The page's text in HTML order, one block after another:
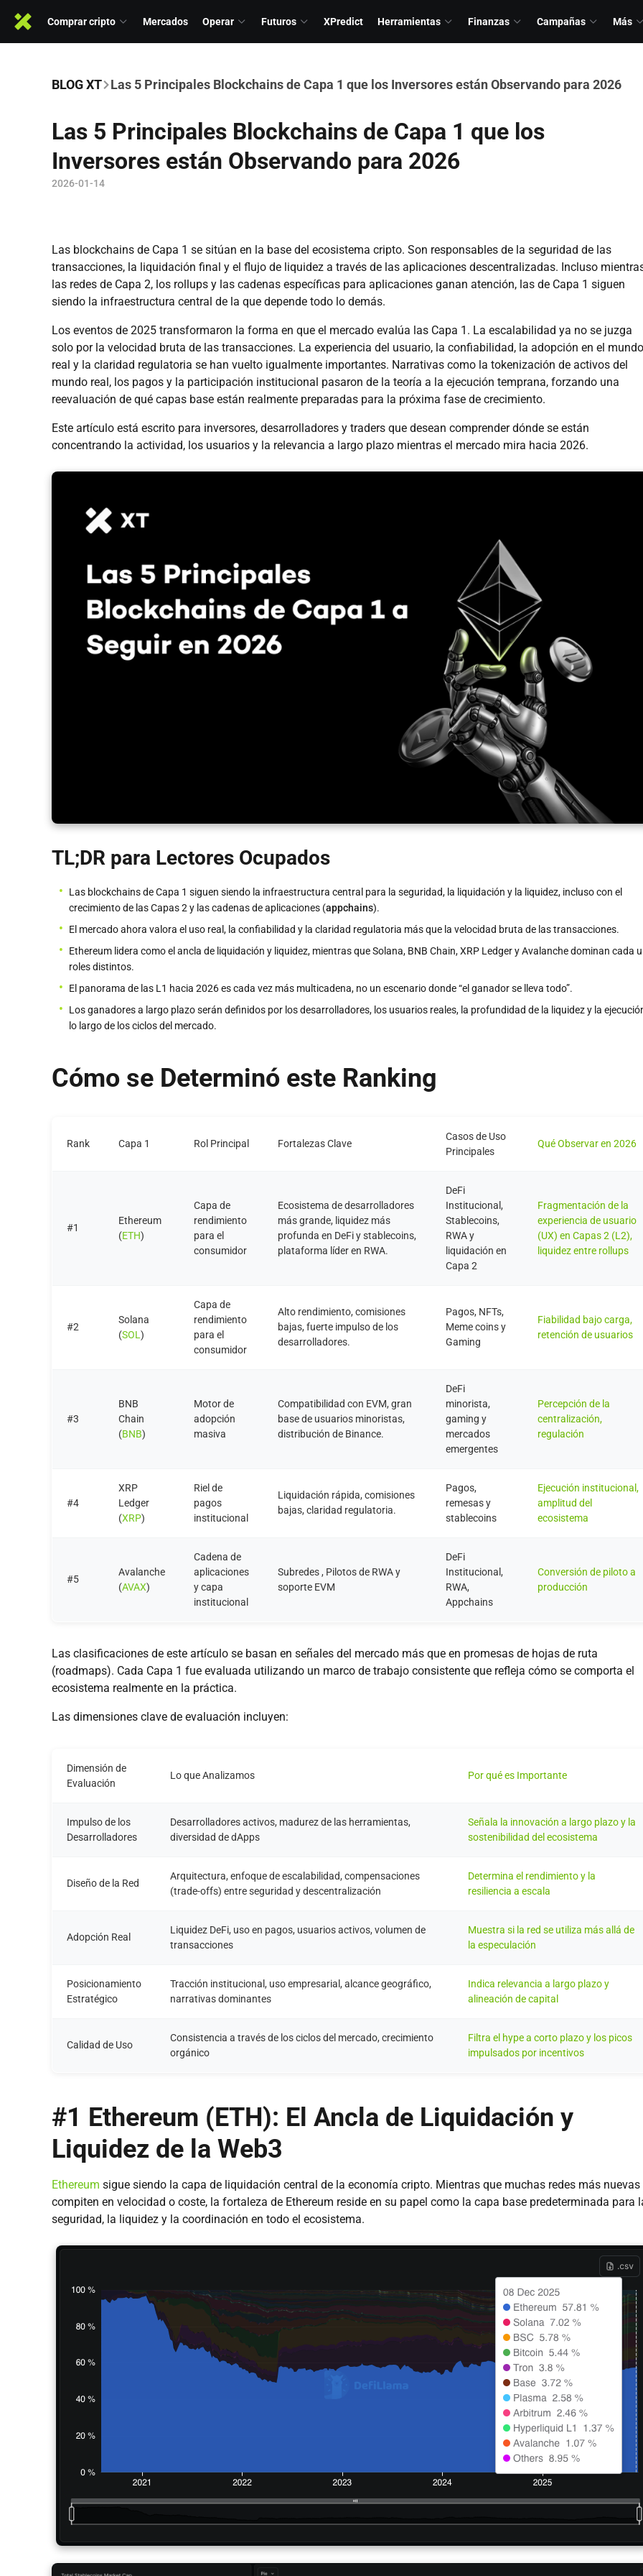
Comprar cripto Mercados Operar Futuros XPredict Herramientas Finanzas Campañas Más
BLOG XT Las 5 Principales Blockchains de Capa 1 que los Inversores están Observando para 2026
Las 5 Principales Blockchains de Capa 1 que los
Inversores están Observando para 2026
2026-01-14
Las blockchains de Capa 1 se sitúan en la base del ecosistema cripto. Son responsables de la seguridad de las
transacciones, la liquidación final y el flujo de liquidez a través de las aplicaciones descentralizadas. Incluso
las redes de Capa 2, los rollups y las cadenas específicas para aplicaciones ganan atención, las de Capa 1 siguen
siendo la infraestructura central de la que depende todo lo demás.
Los eventos de 2025 transformaron la forma en que el mercado evalúa las Capa 1. La escalabilidad ya no se juzga
solo por la velocidad bruta de las transacciones. La experiencia del usuario, la confiabilidad, la adopción en el mundo
real y la claridad regulatoria se han vuelto igualmente importantes. Narrativas como la tokenización de activos del
mundo real, los pagos y la participación institucional pasaron de la teoría a la ejecución temprana, forzando una
reevaluación de qué capas base están realmente preparadas para la próxima fase de crecimiento.
Este artículo está escrito para inversores, desarrolladores y traders que desean comprender dónde se están
concentrando la actividad, los usuarios y la relevancia a largo plazo mientras el mercado mira hacia 2026.
TL;DR para Lectores Ocupados
Las blockchains de Capa 1 siguen siendo la infraestructura central para la seguridad, la liquidación y la liquidez, incluso con el
crecimiento de las Capas 2 y las cadenas de aplicaciones (appchains).
El mercado ahora valora el uso real, la confiabilidad y la claridad regulatoria más que la velocidad bruta de las transacciones.
Ethereum lidera como el ancla de liquidación y liquidez, mientras que Solana, BNB Chain, XRP Ledger y Avalanche dominan cada
roles distintos.
El panorama de las L1 hacia 2026 es cada vez más multicadena, no un escenario donde “el ganador se lleva todo”.
Los ganadores a largo plazo serán definidos por los desarrolladores, los usuarios reales, la profundidad de la liquidez y la
lo largo de los ciclos del mercado.
Cómo se Determinó este Ranking
Rank Capa 1 Rol Principal Fortalezas Clave
Casos de Uso
Principales
Qué Observar en 2026
#1
Ethereum
(ETH)
Capa de
rendimiento
para el
consumidor
Ecosistema de desarrolladores
más grande, liquidez más
profunda en DeFi y stablecoins,
plataforma líder en RWA.
DeFi
Institucional,
Stablecoins,
RWA y
liquidación en
Capa 2
Fragmentación de la
experiencia de usuario
(UX) en Capas 2 (L2),
liquidez entre rollups
#2
Solana
(SOL )
Capa de
rendimiento
para el
consumidor
Alto rendimiento, comisiones
bajas, fuerte impulso de los
desarrolladores.
Pagos, NFTs,
Meme coins y
Gaming
Fiabilidad bajo carga,
retención de usuarios
#3
BNB
Chain
(BNB)
Motor de
adopción
masiva
Compatibilidad con EVM, gran
base de usuarios minoristas,
distribución de Binance.
DeFi
minorista,
gaming y
mercados
emergentes
Percepción de la
centralización,
regulación
#4
XRP
Ledger
(XRP)
Riel de
pagos
institucional
Liquidación rápida, comisiones
bajas, claridad regulatoria.
Pagos,
remesas y
stablecoins
Ejecución institucional,
amplitud del
ecosistema
#5
Avalanche
(AVAX)
Cadena de
aplicaciones
y capa
institucional
Subredes , Pilotos de RWA y
soporte EVM
DeFi
Institucional,
RWA,
Appchains
Conversión de piloto a
producción
Las clasificaciones de este artículo se basan en señales del mercado más que en promesas de hojas de ruta
(roadmaps). Cada Capa 1 fue evaluada utilizando un marco de trabajo consistente que refleja cómo se comporta el
ecosistema realmente en la práctica.
Las dimensiones clave de evaluación incluyen:
Dimensión de
Evaluación
Lo que Analizamos Por qué es Importante
Impulso de los
Desarrolladores
Desarrolladores activos, madurez de las herramientas,
diversidad de dApps
Señala la innovación a largo plazo y la
sostenibilidad del ecosistema
Diseño de la Red
Arquitectura, enfoque de escalabilidad, compensaciones
(trade-offs) entre seguridad y descentralización
Determina el rendimiento y la
resiliencia a escala
Adopción Real
Liquidez DeFi, uso en pagos, usuarios activos, volumen de
transacciones
Muestra si la red se utiliza más allá de
la especulación
Posicionamiento
Estratégico
Tracción institucional, uso empresarial, alcance geográfico,
narrativas dominantes
Indica relevancia a largo plazo y
alineación de capital
Calidad de Uso
Consistencia a través de los ciclos del mercado, crecimiento
orgánico
Filtra el hype a corto plazo y los picos
impulsados por incentivos
#1 Ethereum (ETH): El Ancla de Liquidación y
Liquidez de la Web3
Ethereum sigue siendo la capa de liquidación central de la economía cripto. Mientras que muchas redes más nuevas
compiten en velocidad o coste, la fortaleza de Ethereum reside en su papel como la capa base predeterminada para
seguridad, la liquidez y la coordinación en todo el ecosistema.